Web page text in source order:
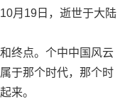
月19日，逝世于大陆
终点。个中中国风云
于那个时代，那个时
来。